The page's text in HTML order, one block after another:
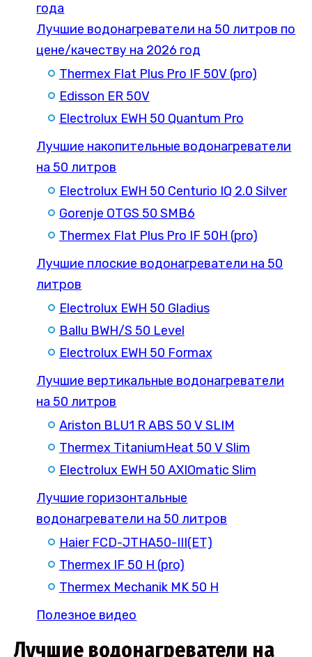
года
Лучшие водонагреватели на 50 литров по
цене/качеству на 2026 год
Thermex Flat Plus Pro IF 50V (pro)
Edisson ER 50V
Electrolux EWH 50 Quantum Pro
Лучшие накопительные водонагреватели
на 50 литров
Electrolux EWH 50 Centurio IQ 2.0 Silver
Gorenje OTGS 50 SMB6
Thermex Flat Plus Pro IF 50H (pro)
Лучшие плоские водонагреватели на 50
литров
Electrolux EWH 50 Gladius
Ballu BWH/S 50 Level
Electrolux EWH 50 Formax
Лучшие вертикальные водонагреватели
на 50 литров
Ariston BLU1 R ABS 50 V SLIM
Thermex TitaniumHeat 50 V Slim
Electrolux EWH 50 AXIOmatic Slim
Лучшие горизонтальные
водонагреватели на 50 литров
Haier FCD-JTHA50-III(ET)
Thermex IF 50 H (pro)
Thermex Mechanik MK 50 H
Полезное видео
Лучшие водонагреватели на